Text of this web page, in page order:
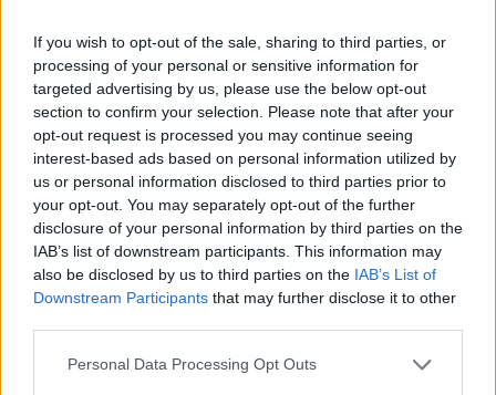
If you wish to opt-out of the sale, sharing to third parties, or
processing of your personal or sensitive information for
targeted advertising by us, please use the below opt-out
section to confirm your selection. Please note that after your
opt-out request is processed you may continue seeing
interest-based ads based on personal information utilized by
us or personal information disclosed to third parties prior to
your opt-out. You may separately opt-out of the further
disclosure of your personal information by third parties on the
IAB’s list of downstream participants. This information may
also be disclosed by us to third parties on the IAB’s List of
Downstream Participants that may further disclose it to other
Please note that this website/app uses one or more Google
Personal Data Processing Opt Outs